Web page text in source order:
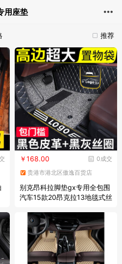
用座垫
推荐
0成交
￥168.00
贵港市港北区傲逸百货店
别克昂科拉脚垫gx专用全包围
汽车15款20昂克拉13地毯式丝
灰丝圈+黑色皮革